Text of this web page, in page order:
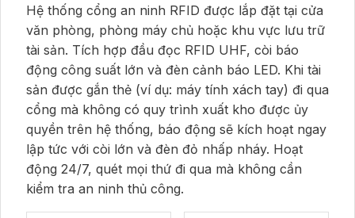
Hệ thống cổng an ninh RFID được lắp đặt tại cửa
văn phòng, phòng máy chủ hoặc khu vực lưu trữ
tài sản. Tích hợp đầu đọc RFID UHF, còi báo
động công suất lớn và đèn cảnh báo LED. Khi tài
sản được gắn thẻ (ví dụ: máy tính xách tay) đi qua
cổng mà không có quy trình xuất kho được ủy
quyền trên hệ thống, báo động sẽ kích hoạt ngay
lập tức với còi lớn và đèn đỏ nhấp nháy. Hoạt
động 24/7, quét mọi thứ đi qua mà không cần
kiểm tra an ninh thủ công.